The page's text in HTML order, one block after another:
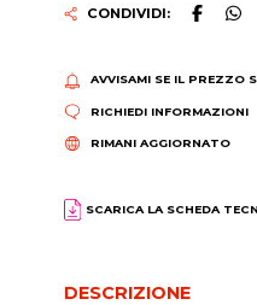
CONDIVIDI:
AVVISAMI SE IL PREZZO
RICHIEDI INFORMAZIONI
RIMANI AGGIORNATO
SCARICA LA SCHEDA
DESCRIZIONE